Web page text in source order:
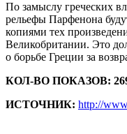
По замыслу греческих
рельефы Парфенона
копиями тех
Великобритании. Это
о борьбе Греции за
КОЛ-ВО ПОКАЗОВ:
ИСТОЧНИК: http://